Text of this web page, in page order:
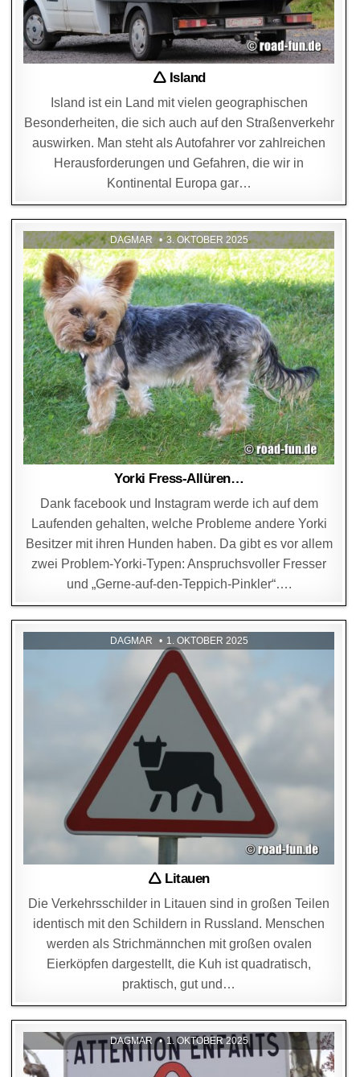
🛆 Island
Island ist ein Land mit vielen geographischen
Besonderheiten, die sich auch auf den Straßenverkehr
auswirken. Man steht als Autofahrer vor zahlreichen
Herausforderungen und Gefahren, die wir in
Kontinental Europa gar…
DAGMAR 3. OKTOBER 2025
Yorki Fress-Allüren…
Dank facebook und Instagram werde ich auf dem
Laufenden gehalten, welche Probleme andere Yorki
Besitzer mit ihren Hunden haben. Da gibt es vor allem
zwei Problem-Yorki-Typen: Anspruchsvoller Fresser
und „Gerne-auf-den-Teppich-Pinkler“….
DAGMAR 1. OKTOBER 2025
🛆 Litauen
Die Verkehrsschilder in Litauen sind in großen Teilen
identisch mit den Schildern in Russland. Menschen
werden als Strichmännchen mit großen ovalen
Eierköpfen dargestellt, die Kuh ist quadratisch,
praktisch, gut und…
DAGMAR 1. OKTOBER 2025